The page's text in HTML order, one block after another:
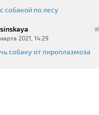
собакой по лесу
2021, 14:29
собаку от пироплазмоза